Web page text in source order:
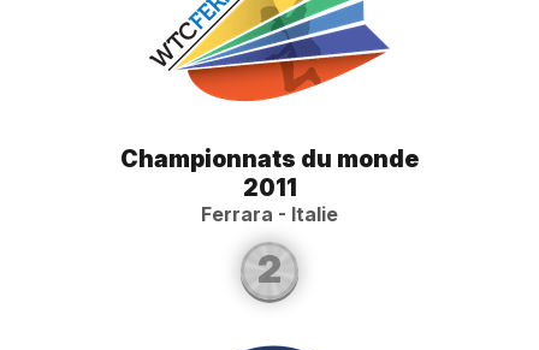
Championnats du monde
2011
Ferrara - Italie
2